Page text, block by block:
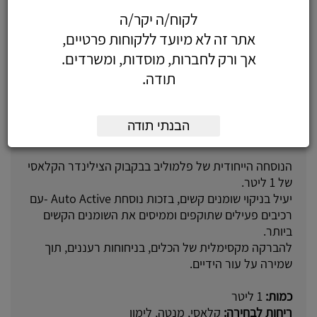
נוזל לניקוי כלים פלמוליב.
הנוסחה הייחודית של פלמוליב בבקבוק הצילינדר הקלאסי
של 1 ליטר.
יעיל בניקוי שומנים קשים, בזכות נוסחת Auto Active -עם
רכיבים פעילים שתוקפים וממיסים את השומנים הקשים
ביותר.
להברקה מקסימלית של הכלים, בניחוחות רעננים, תוך
שמירה על עור הידיים.
כמות: 1 ליטר
ריחות לבחירה: קלאסי, מנטה, לימון
לקוח/ה יקר/ה
אתר זה לא מיועד ללקוחות פרטיים,
אך ורק לחברות, מוסדות, ומשרדים.
תודה.
הבנתי תודה